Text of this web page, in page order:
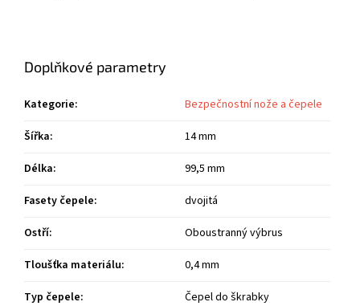
Doplňkové parametry
Kategorie:
Bezpečnostní nože a čepele
Šířka:
14 mm
Délka:
99,5 mm
Fasety čepele:
dvojitá
Ostří:
Oboustranný výbrus
Tloušťka materiálu:
0,4 mm
Typ čepele:
Čepel do škrabky